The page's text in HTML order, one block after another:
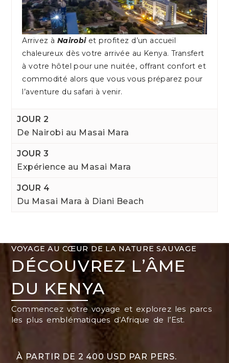
Arrivez à Nairobiet profitez d’un accueil
chaleureux dès votre arrivée au Kenya. Transfert
à votre hôtel pour une nuitée, offrant confort et
commodité alors que vous vous préparez pour
l’aventure du safari à venir.
JOUR 2
De Nairobi au Masai Mara
JOUR 3
Expérience au Masai Mara
JOUR 4
Du Masai Mara à Diani Beach
VOYAGE AU CŒUR DE LA NATURE SAUVAGE
DÉCOUVREZ L’ÂME
DU KENYA
Commencez votre voyage et explorez les parcs
les plus emblématiques d’Afrique de l’Est.
À PARTIR DE 2 400 USD PAR PERS.